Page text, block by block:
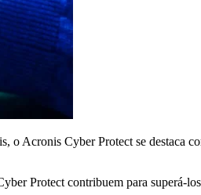
o Acronis Cyber Protect se destaca
Protect contribuem para superá-